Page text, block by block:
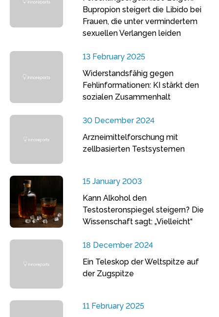
Bupropion steigert die Libido bei
Frauen, die unter vermindertem
sexuellen Verlangen leiden
13 February 2025
Widerstandsfähig gegen
Fehlinformationen: KI stärkt den
sozialen Zusammenhalt
30 December 2024
Arzneimittelforschung mit
zellbasierten Testsystemen
15 January 2003
Kann Alkohol den
Testosteronspiegel steigern? Die
Wissenschaft sagt: „Vielleicht“
18 December 2024
Ein Teleskop der Weltspitze auf
der Zugspitze
11 February 2025